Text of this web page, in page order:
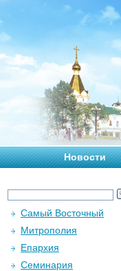
Новости
Самый Восточный
Митрополия
Епархия
Семинария